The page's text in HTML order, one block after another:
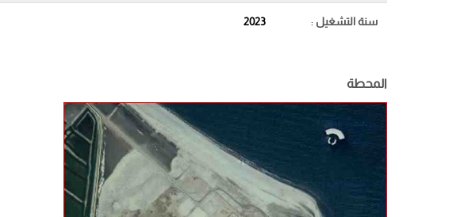
سنة التشغيل :
2023
المحطة